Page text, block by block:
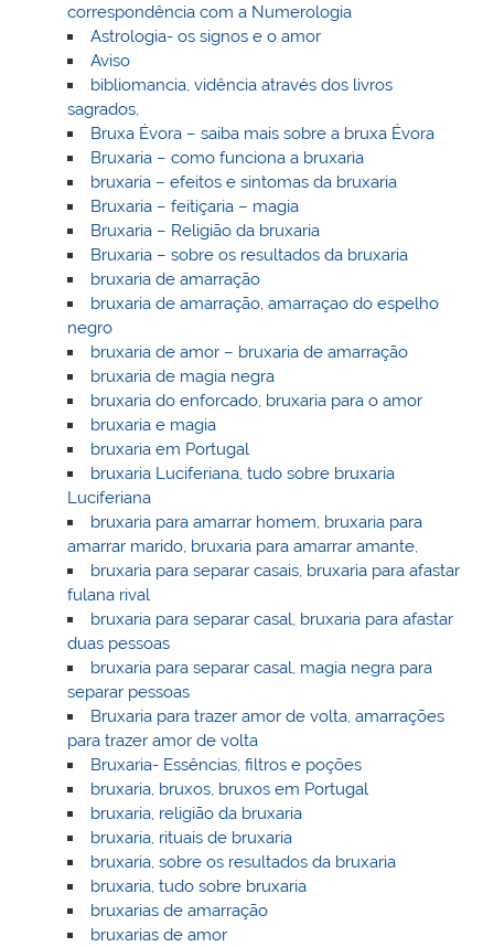
correspondência com a Numerologia
Astrologia- os signos e o amor
Aviso
bibliomancia, vidência através dos livros
sagrados,
Bruxa Évora – saiba mais sobre a bruxa Évora
Bruxaria – como funciona a bruxaria
bruxaria – efeitos e sintomas da bruxaria
Bruxaria – feitiçaria – magia
Bruxaria – Religião da bruxaria
Bruxaria – sobre os resultados da bruxaria
bruxaria de amarração
bruxaria de amarração, amarraçao do espelho
negro
bruxaria de amor – bruxaria de amarração
bruxaria de magia negra
bruxaria do enforcado, bruxaria para o amor
bruxaria e magia
bruxaria em Portugal
bruxaria Luciferiana, tudo sobre bruxaria
Luciferiana
bruxaria para amarrar homem, bruxaria para
amarrar marido, bruxaria para amarrar amante,
bruxaria para separar casais, bruxaria para afastar
fulana rival
bruxaria para separar casal, bruxaria para afastar
duas pessoas
bruxaria para separar casal, magia negra para
separar pessoas
Bruxaria para trazer amor de volta, amarrações
para trazer amor de volta
Bruxaria- Essências, filtros e poções
bruxaria, bruxos, bruxos em Portugal
bruxaria, religião da bruxaria
bruxaria, rituais de bruxaria
bruxaria, sobre os resultados da bruxaria
bruxaria, tudo sobre bruxaria
bruxarias de amarração
bruxarias de amor